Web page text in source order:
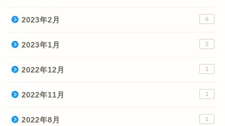
2023年2月 6
2023年1月 2
2022年12月 1
2022年11月 1
2022年8月 1